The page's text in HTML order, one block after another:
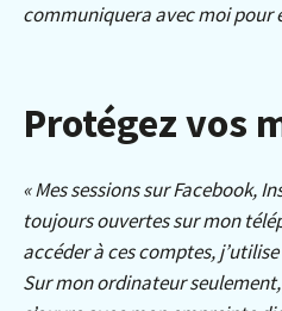
communiquera avec moi pour
Protégez vos
« Mes sessions sur Facebook,
toujours ouvertes sur mon
accéder à ces comptes,
Sur mon ordinateur